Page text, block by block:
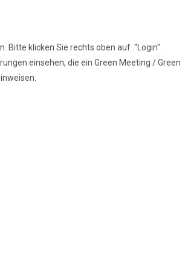
Bitte klicken Sie rechts oben auf "Login".
einsehen, die ein Green Meeting / Green